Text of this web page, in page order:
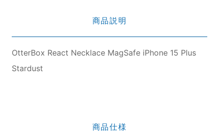
商品説明
OtterBox React Necklace MagSafe iPhone 15 Plus
Stardust
商品仕様